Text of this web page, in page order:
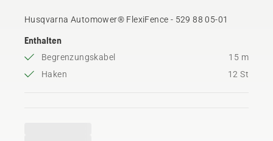
Husqvarna Automower® FlexiFence - 529 88 05‑01
Enthalten
Begrenzungskabel
15 m
Haken
12 St